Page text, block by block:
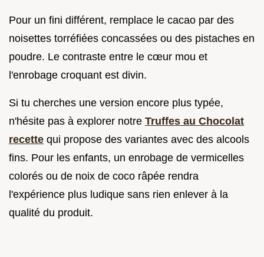
Pour un fini différent, remplace le cacao par des
noisettes torréfiées concassées ou des pistaches en
poudre. Le contraste entre le cœur mou et
l'enrobage croquant est divin.
Si tu cherches une version encore plus typée,
n'hésite pas à explorer notre Truffes au Chocolat
recette qui propose des variantes avec des alcools
fins. Pour les enfants, un enrobage de vermicelles
colorés ou de noix de coco râpée rendra
l'expérience plus ludique sans rien enlever à la
qualité du produit.